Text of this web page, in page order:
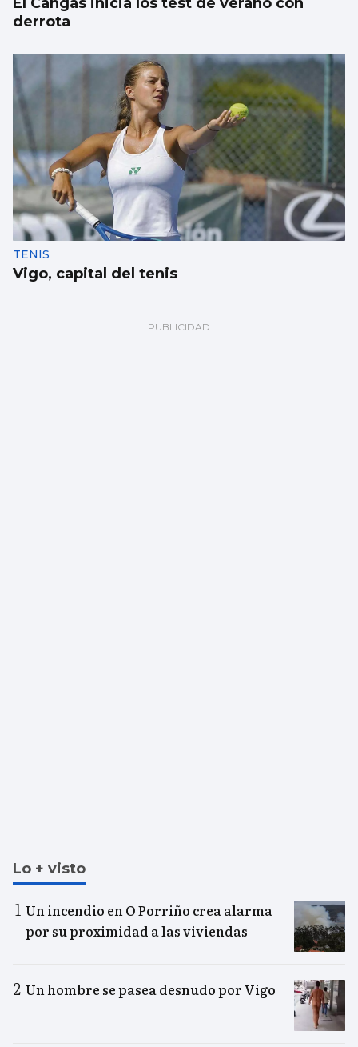
derrota
TENIS
Vigo, capital del tenis
Lo + visto
Un incendio en O Porriño crea alarma
por su proximidad a las viviendas
Un hombre se pasea desnudo por Vigo